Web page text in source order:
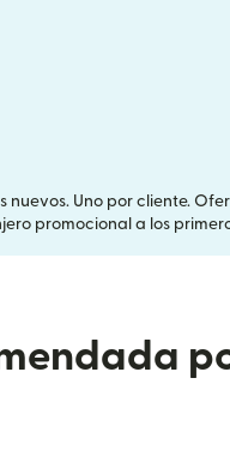
nuevos. Uno por cliente.
promocional a los